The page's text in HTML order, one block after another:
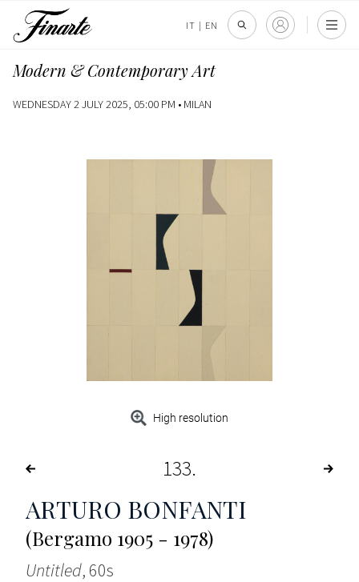
IT | EN
Modern & Contemporary Art
WEDNESDAY 2 JULY 2025, 05:00 PM • MILAN
High resolution
133
ARTURO BONFANTI
(Bergamo 1905 - 1978)
Untitled, 60s